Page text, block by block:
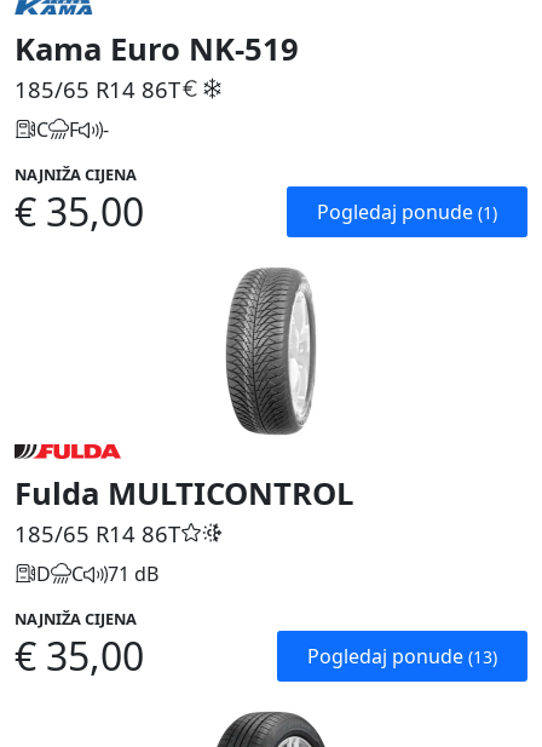
Kama Euro NK-519
185/65 R14 86T
C F -
NAJNIŽA CIJENA
€ 35,00 Pogledaj ponude (1)
Fulda MULTICONTROL
185/65 R14 86T
D C 71 dB
NAJNIŽA CIJENA
€ 35,00 Pogledaj ponude (13)